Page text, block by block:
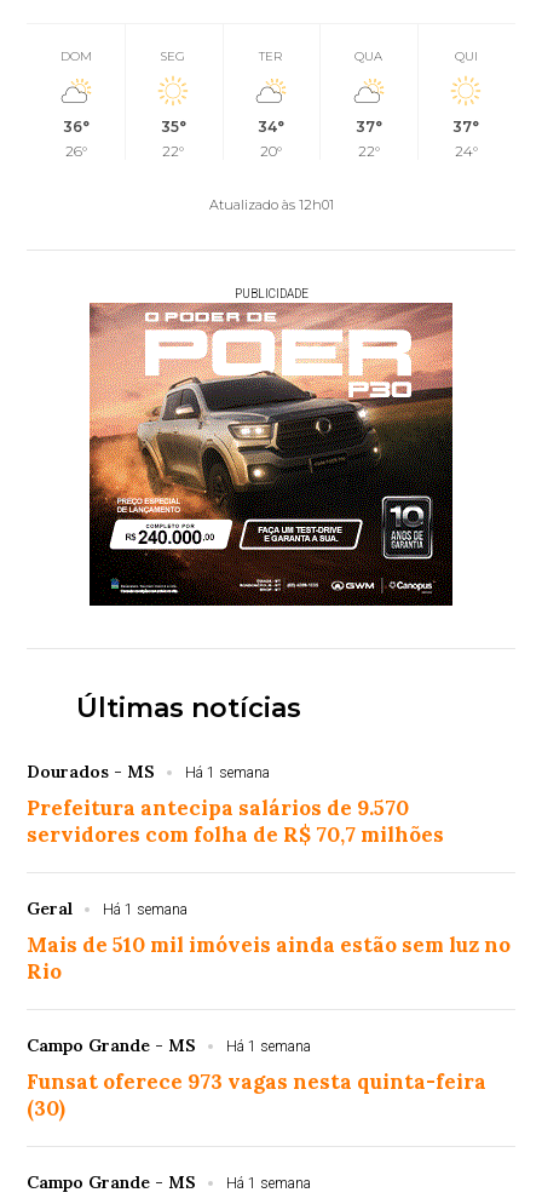
DOM
36°
26°
SEG
35°
22°
TER
34°
20°
QUA
37°
22°
QUI
37°
24°
Atualizado às 12h01
PUBLICIDADE
Últimas notícias
Dourados - MS Há 1 semana
Prefeitura antecipa salários de 9.570
servidores com folha de R$ 70,7 milhões
Geral Há 1 semana
Mais de 510 mil imóveis ainda estão sem luz no
Rio
Campo Grande - MS Há 1 semana
Funsat oferece 973 vagas nesta quinta-feira
(30)
Campo Grande - MS Há 1 semana